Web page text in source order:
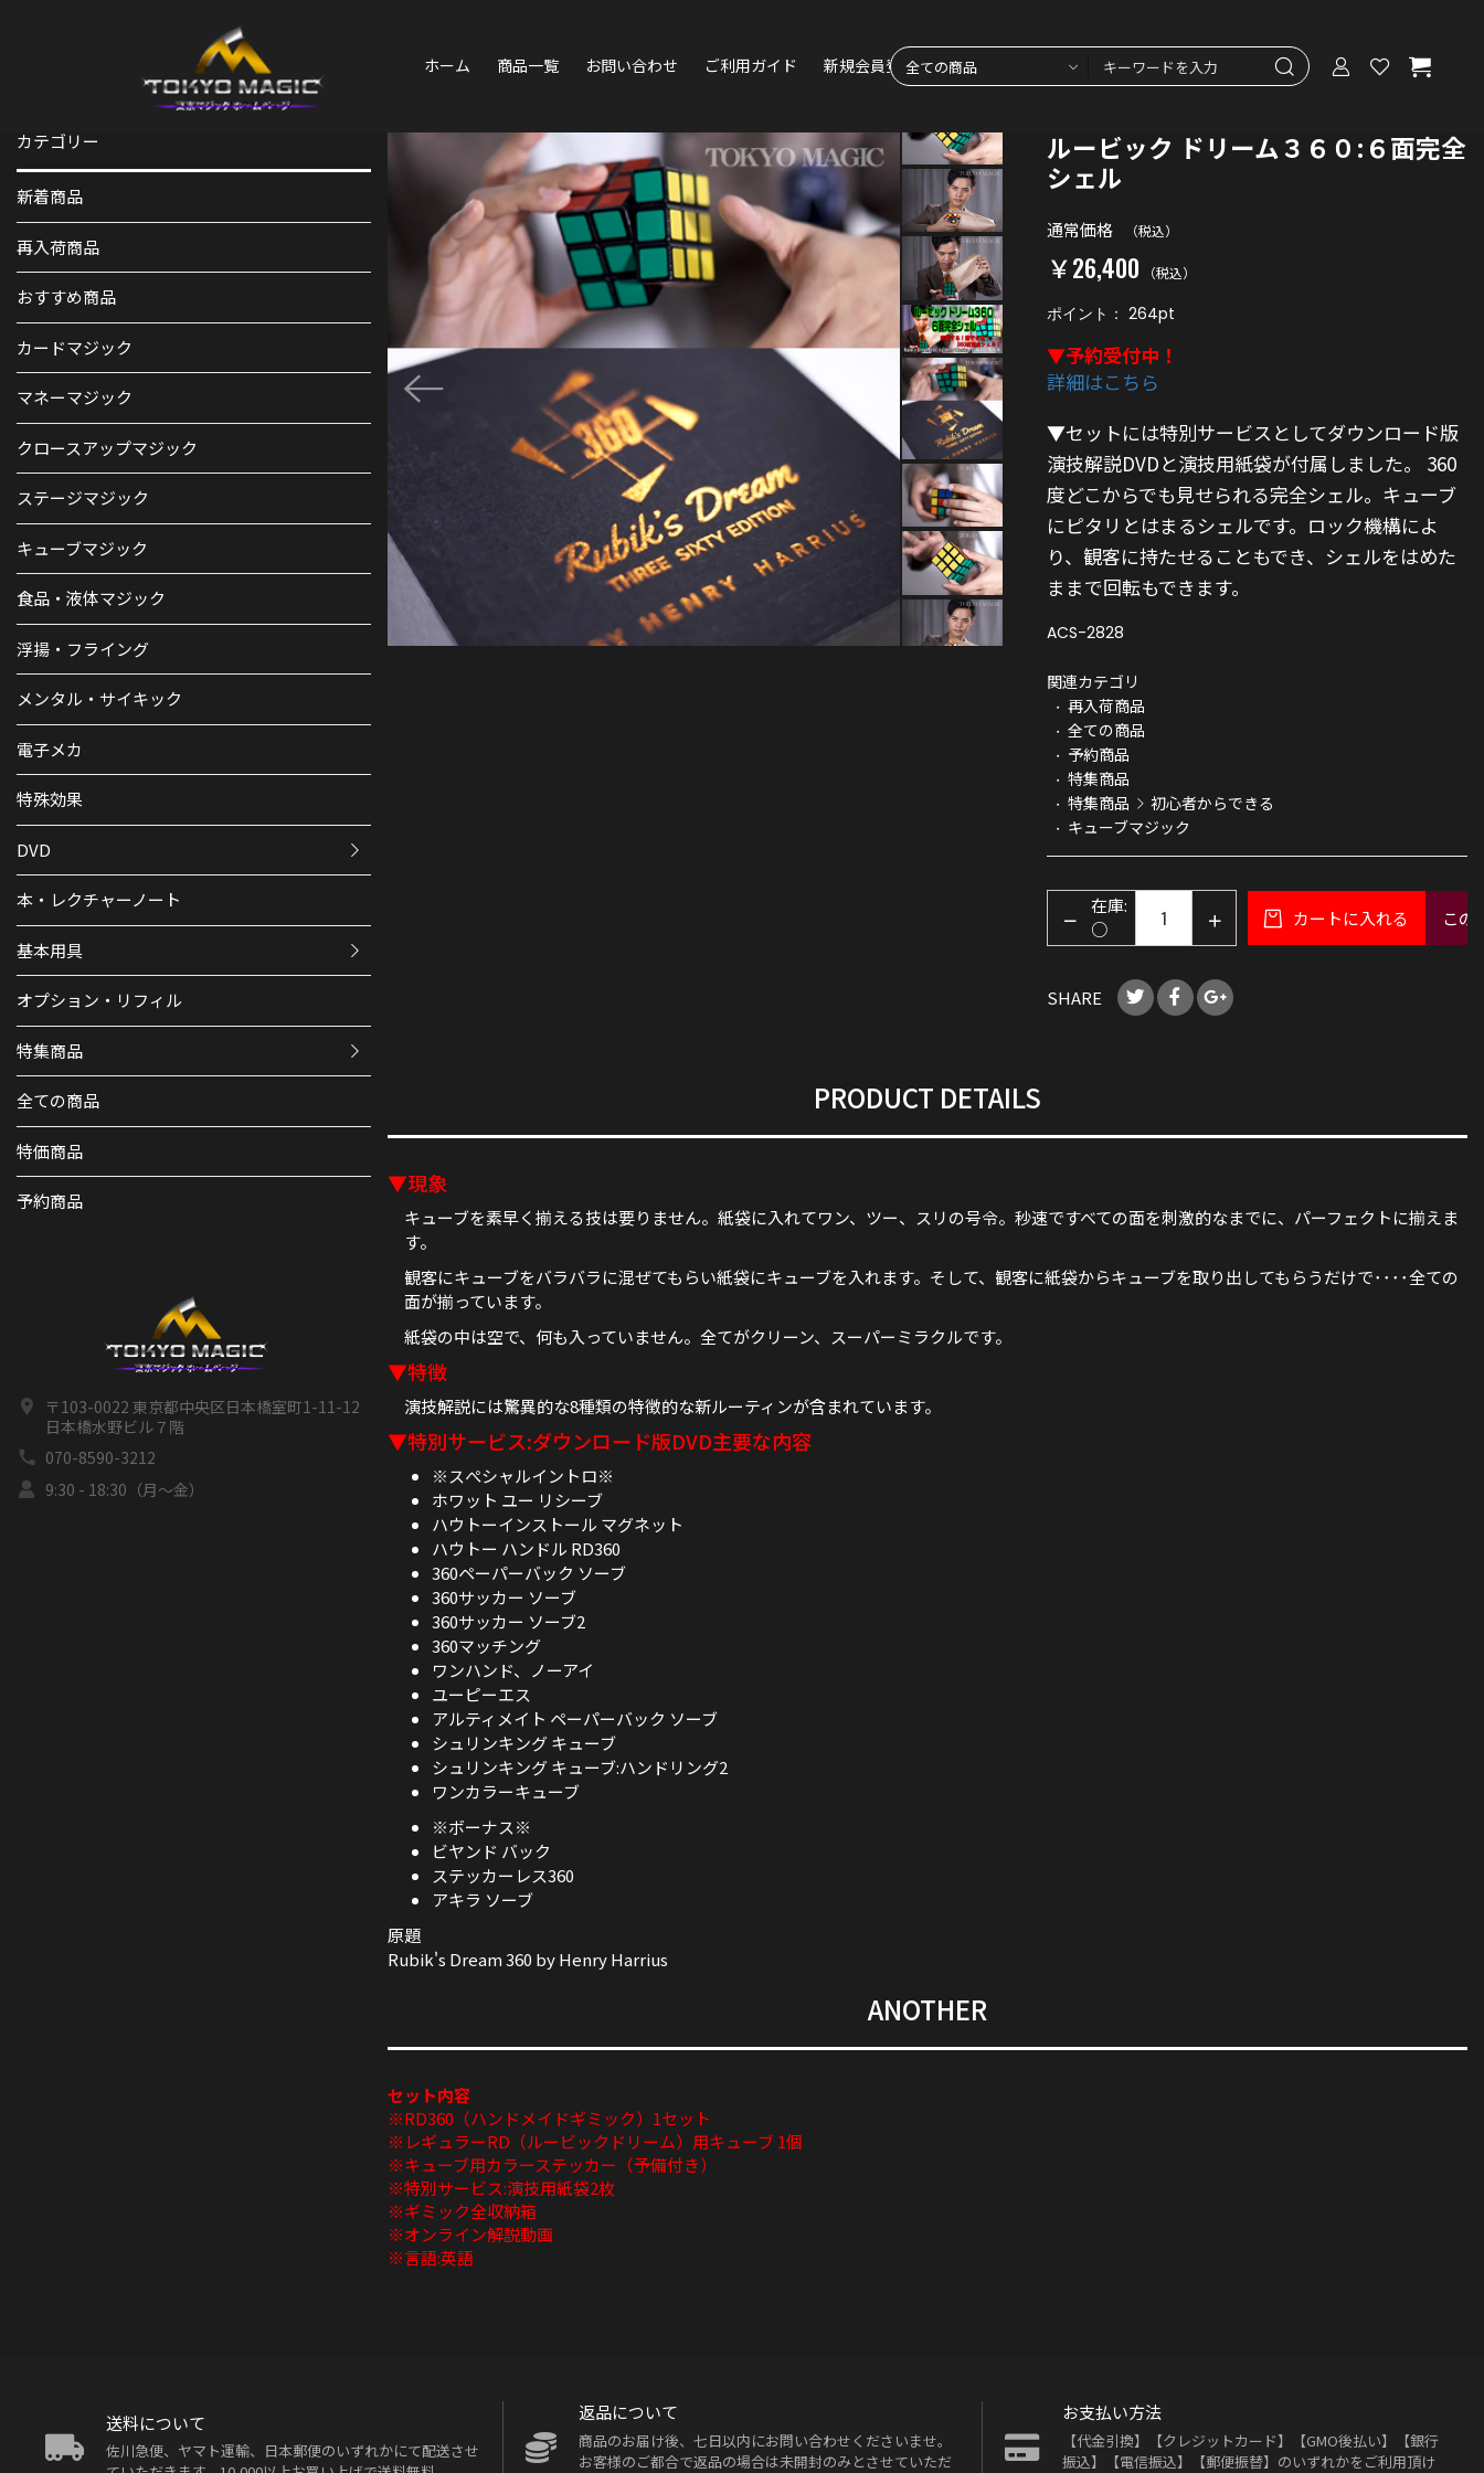
ホーム 商品一覧 お問い合わせ ご利用ガイド 新規会員登録
カテゴリー
新着商品
再入荷商品
おすすめ商品
カードマジック
マネーマジック
クロースアップマジック
ステージマジック
キューブマジック
食品・液体マジック
浮揚・フライング
メンタル・サイキック
電子メカ
特殊効果
DVD
本・レクチャーノート
基本用具
オプション・リフィル
特集商品
全ての商品
特価商品
予約商品
〒103-0022 東京都中央区日本橋室町1-11-12
日本橋水野ビル７階
070-8590-3212
9:30 - 18:30（月～金）
ルービック ドリーム３６０:６面完全
シェル
通常価格 （税込）
￥26,400 （税込）
ポイント：264pt
▼予約受付中！
詳細はこちら
▼セットには特別サービスとしてダウンロード版
演技解説DVDと演技用紙袋が付属しました。
360
度どこからでも見せられる完全シェル。キューブ
にピタリとはまるシェルです。ロック機構によ
り、観客に持たせることもでき、シェルをはめた
ままで回転もできます。
ACS-2828
関連カテゴリ
再入荷商品
全ての商品
予約商品
特集商品
特集商品
初心者からできる
キューブマジック
在庫:
○
カートに入れる この
SHARE
PRODUCT DETAILS
▼現象
キューブを素早く揃える技は要りません。紙袋に入れてワン、ツー、スリの号令。秒速ですべての面を刺激的なまでに、パーフェクトに揃えま
す。
観客にキューブをバラバラに混ぜてもらい紙袋にキューブを入れます。そして、観客に紙袋からキューブを取り出してもらうだけで････全ての
面が揃っています。
紙袋の中は空で、何も入っていません。全てがクリーン、スーパーミラクルです。
▼特徴
演技解説には驚異的な8種類の特徴的な新ルーティンが含まれています。
▼特別サービス:ダウンロード版DVD主要な内容
※スぺシャルイントロ※
ホワット ユー リシーブ
ハウトーインストール マグネット
ハウトー ハンドル RD360
360ペーパーバック ソーブ
360サッカー ソーブ
360サッカー ソーブ2
360マッチング
ワンハンド、ノーアイ
ユーピーエス
アルティメイト ペーパーバック ソーブ
シュリンキング キューブ
シュリンキング キューブ:ハンドリング2
ワンカラーキューブ
※ボーナス※
ビヤンド バック
ステッカーレス360
アキラ ソーブ
原題
Rubik's Dream 360 by Henry Harrius
ANOTHER
セット内容
※RD360（ハンドメイドギミック）1セット
※レギュラーRD（ルービックドリーム）用キューブ 1個
※キューブ用カラーステッカー（予備付き）
※特別サービス:演技用紙袋2枚
※ギミック全収納箱
※オンライン解説動画
※言語:英語
送料について
佐川急便、ヤマト運輸、日本郵便のいずれかにて配送させ
返品について
商品のお届け後、七日以内にお問い合わせくださいませ。
お客様のご都合で返品の場合は未開封のみとさせていただ
お支払い方法
【代金引換】【クレジットカード】【GMO後払い】【銀行
振込】【電信振込】【郵便振替】のいずれかをご利用頂け